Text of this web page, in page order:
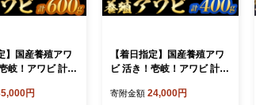
】国産養殖アワ
岐！アワビ 計60
水産】アワビ 鮑
円
【着日指定】国産養殖アワ
ビ 活き！壱岐！アワビ 計40
市》【住吉水産】アワビ 鮑
寄附金額 24,000円